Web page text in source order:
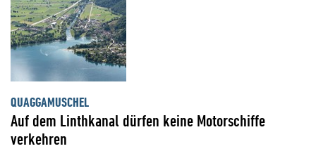
QUAGGAMUSCHEL
Auf dem Linthkanal dürfen keine Motorschiffe
verkehren